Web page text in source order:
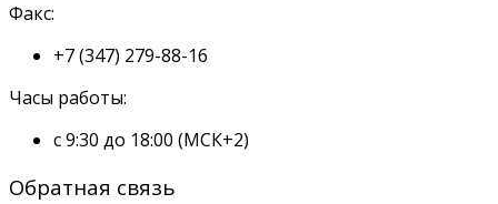
Факс:
+7 (347) 279-88-16
Часы работы:
с 9:30 до 18:00 (МСК+2)
Обратная связь